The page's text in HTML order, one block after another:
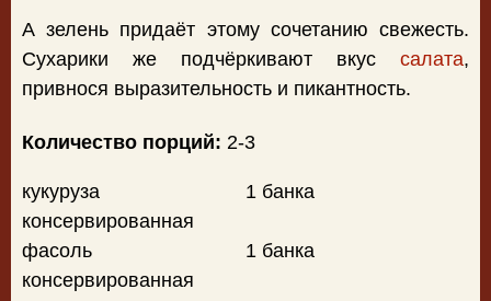
А зелень придаёт этому сочетанию свежесть.
Сухарики же подчёркивают вкус салата,
привнося выразительность и пикантность.
Количество порций: 2-3
кукуруза
консервированная
1 банка
фасоль
консервированная
1 банка